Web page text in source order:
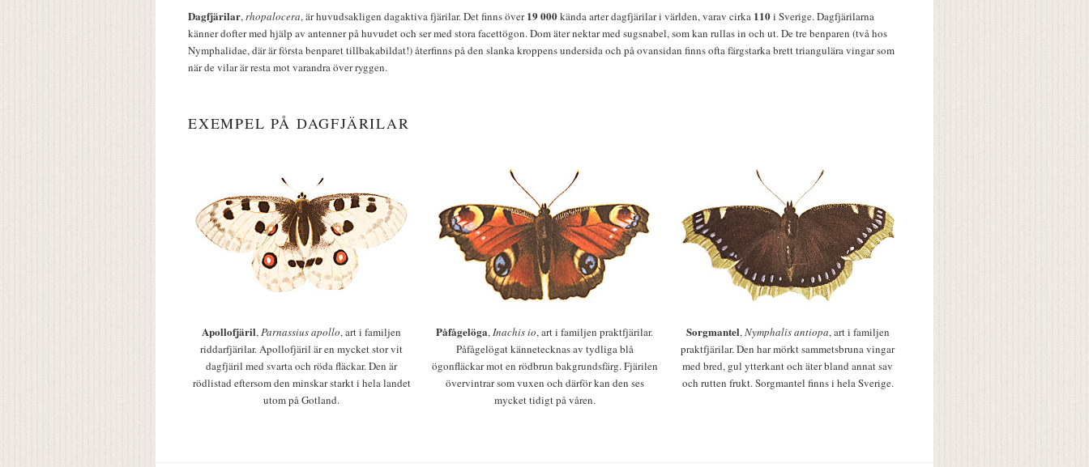
Dagfjärilar,rhopalocera, är huvudsakligen dagaktiva fjärilar. Det finns över19 000kända arter dagfjärilar i världen, varav cirka 110i Sverige. Dagfjärilarna
känner dofter med hjälp av antenner på huvudet och ser med stora facettögon. Dom äter nektar med sugsnabel, som kan rullas in och ut. De tre benparen (två hos
Nymphalidae, där är första benparet tillbakabildat!) återfinns på den slanka kroppens undersida och på ovansidan finns ofta färgstarka brett triangulära vingar som
när de vilar är resta mot varandra över ryggen.
EXEMPEL PÅ DAGFJÄRILAR
Apollofjäril,Parnassius apollo, art i familjen
riddarfjärilar. Apollofjäril är en mycket stor vit
dagfjäril med svarta och röda fläckar. Den är
rödlistad eftersom den minskar starkt i hela landet
utom på Gotland.
Påfågelöga,Inachis io, art i familjen praktfjärilar.
Påfågelögat kännetecknas av tydliga blå
ögonfläckar mot en rödbrun bakgrundsfärg. Fjärilen
övervintrar som vuxen och därför kan den ses
mycket tidigt på våren.
Sorgmantel,Nymphalis antiopa, art i familjen
praktfjärilar. Den har mörkt sammetsbruna vingar
med bred, gul ytterkant och äter bland annat sav
och rutten frukt. Sorgmantel finns i hela Sverige.